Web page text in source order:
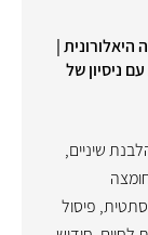
|
ניסיון של
שיניים,
, פיסול